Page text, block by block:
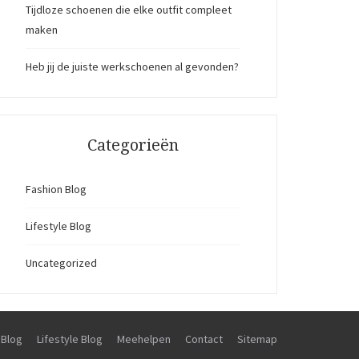
Tijdloze schoenen die elke outfit compleet
maken
Heb jij de juiste werkschoenen al gevonden?
Categorieën
Fashion Blog
Lifestyle Blog
Uncategorized
Lifestyle Blog Meehelpen Contact Sitemap